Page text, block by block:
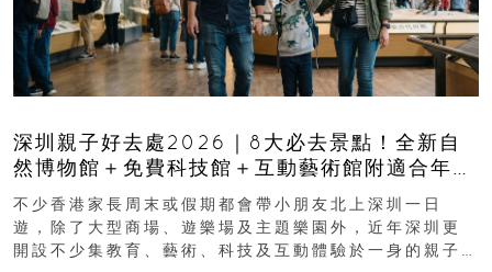
深圳親子好去處2026｜8大必去景點！全新自
然博物館＋免費科技館＋互動藝術館附適合年
齡、交通、門票、開放時間
不少香港家長周末或假期都會帶小朋友北上深圳一日
遊，除了大型商場、遊樂場及主題樂園外，近年深圳更
開設不少集教育、藝術、科技及互動體驗於一身的親子